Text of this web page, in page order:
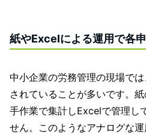
紙やExcelによる運用で各
中小企業の労務管理の現場で
されていることが多いです。
手作業で集計しExcelで管理し
せん。このようなアナログな